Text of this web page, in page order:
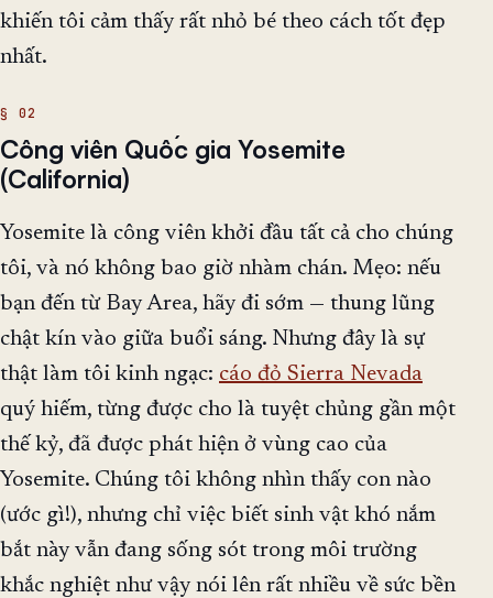
khiến tôi cảm thấy rất nhỏ bé theo cách tốt đẹp
nhất.
Công viên Quốc gia Yosemite
(California)
Yosemite là công viên khởi đầu tất cả cho chúng
tôi, và nó không bao giờ nhàm chán. Mẹo: nếu
bạn đến từ Bay Area, hãy đi sớm — thung lũng
chật kín vào giữa buổi sáng. Nhưng đây là sự
thật làm tôi kinh ngạc: cáo đỏ Sierra Nevada
quý hiếm, từng được cho là tuyệt chủng gần một
thế kỷ, đã được phát hiện ở vùng cao của
Yosemite. Chúng tôi không nhìn thấy con nào
(ước gì!), nhưng chỉ việc biết sinh vật khó nắm
bắt này vẫn đang sống sót trong môi trường
khắc nghiệt như vậy nói lên rất nhiều về sức bền